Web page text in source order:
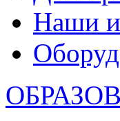
Наши